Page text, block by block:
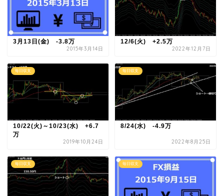
3月13日(金) -3.8万
2015年3月14日
12/6(火) +2.5万
2022年12月7日
毎日収支
10/22(火)～10/23(水) +6.7
万
2019年10月24日
毎日収支
8/24(水) -4.9万
2022年8月25日
毎日収支 毎日収支